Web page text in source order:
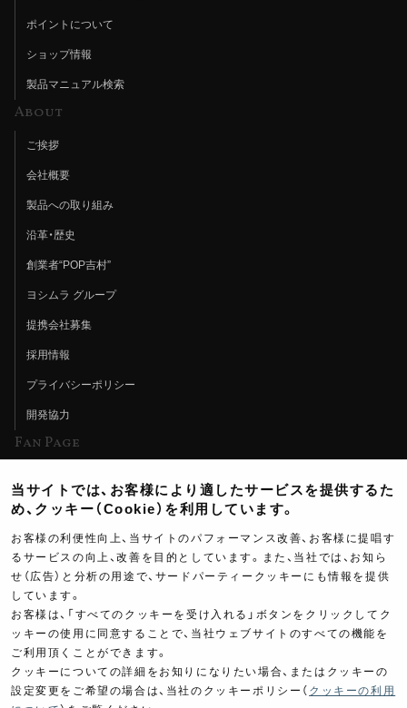
ポイントについて
ショップ情報
製品マニュアル検索
About
ご挨拶
会社概要
製品への取り組み
沿革・歴史
創業者“POP吉村”
ヨシムラ グループ
提携会社募集
採用情報
プライバシーポリシー
開発協力
Fan Page
ヨシムラTV
イベント情報
イベントスケジュール
ツーリングブレイクタイム
製品ポスター
当サイトでは、お客様により適したサービスを提供するた
め、クッキー（Cookie）を利用しています。
お客様の利便性向上、当サイトのパフォーマンス改善、お客様に提唱す
るサービスの向上、改善を目的としています。また、当社では、お知ら
せ（広告）と分析の用途で、サードパーティークッキーにも情報を提供
しています。
お客様は、「すべてのクッキーを受け入れる」ボタンをクリックしてク
ッキーの使用に同意することで、当社ウェブサイトのすべての機能を
ご利用頂くことができます。
クッキーについての詳細をお知りになりたい場合、またはクッキーの
設定変更をご希望の場合は、当社のクッキーポリシー（ クッキーの利用